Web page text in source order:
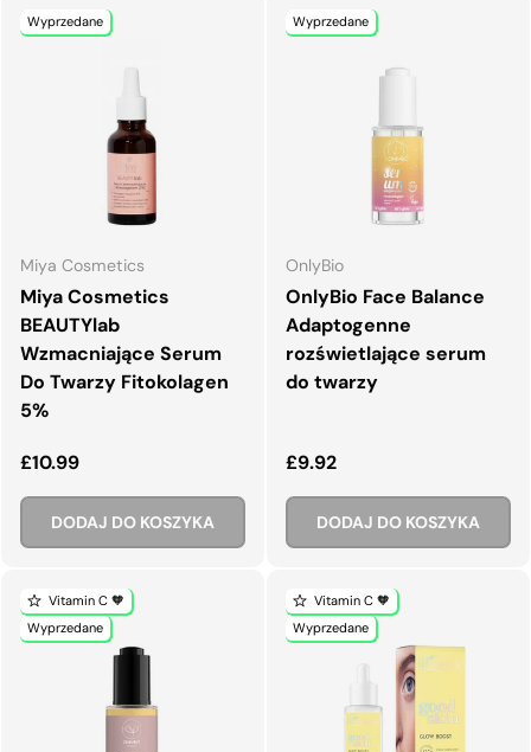
Wyprzedane
Miya Cosmetics
Miya Cosmetics
BEAUTYlab
Wzmacniające Serum
Do Twarzy Fitokolagen
5%
Normalna cena
£10.99
DODAJ DO KOSZYKA
Wyprzedane
OnlyBio
OnlyBio Face Balance
Adaptogenne
rozświetlające serum
do twarzy
Normalna cena
£9.92
DODAJ DO KOSZYKA
Vitamin C 🧡
Wyprzedane
Vitamin C 🧡
Wyprzedane